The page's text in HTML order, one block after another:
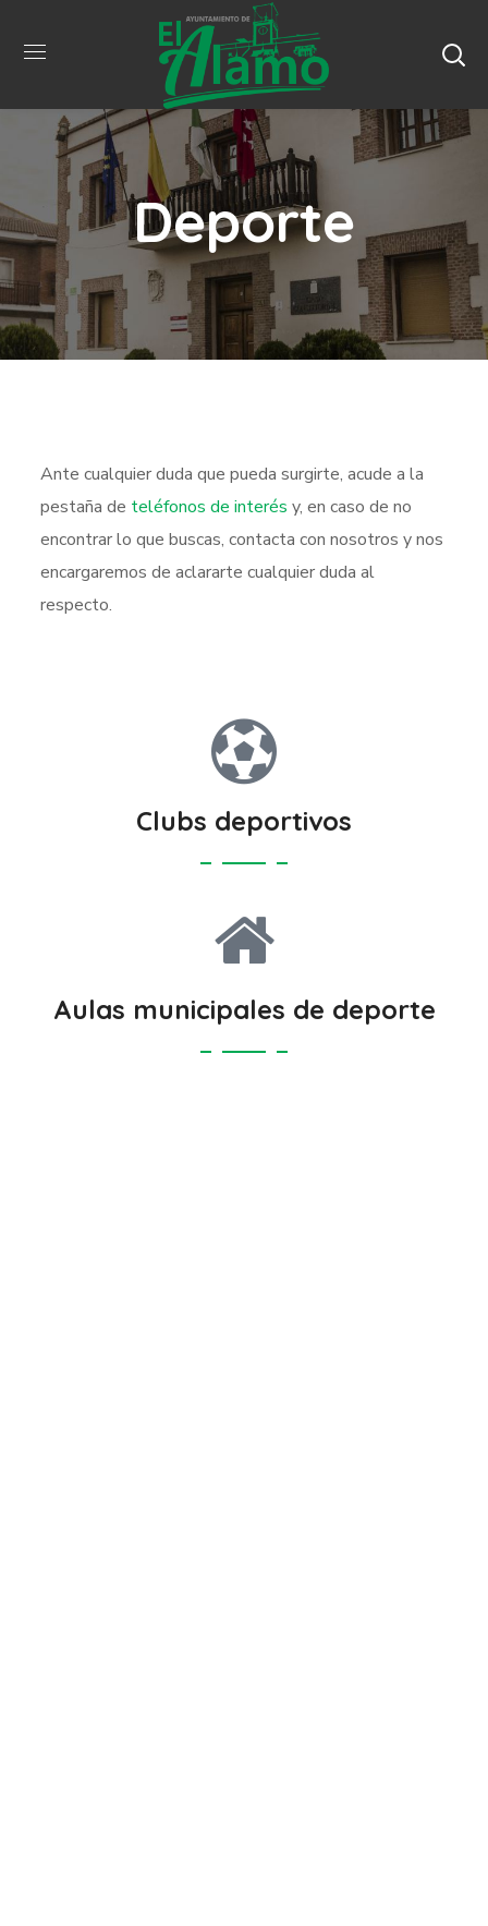
Deporte
Ante cualquier duda que pueda surgirte, acude a la
pestaña de teléfonos de interés y, en caso de no
encontrar lo que buscas, contacta con nosotros y nos
encargaremos de aclararte cualquier duda al
respecto.
Clubs deportivos
Aulas municipales de deporte